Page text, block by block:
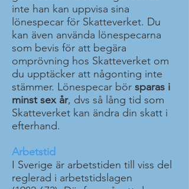
inte han kan uppvisa sina
lönespecar för Skatteverket. Du
kan även använda lönespecarna
som bevis för att begära
omprövning hos Skatteverket om
du upptäcker att någonting inte
stämmer. Lönespecar bör sparas i
minst sex år, dvs så lång tid som
Skatteverket kan ändra din skatt i
efterhand.
Arbetstid
I Sverige är arbetstiden till viss del
reglerad i arbetstidslagen